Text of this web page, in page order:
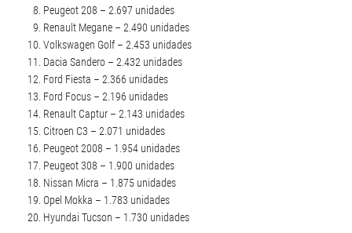
Peugeot 208 – 2.697 unidades
Renault Megane – 2.490 unidades
Volkswagen Golf – 2.453 unidades
Dacia Sandero – 2.432 unidades
Ford Fiesta – 2.366 unidades
Ford Focus – 2.196 unidades
Renault Captur – 2.143 unidades
Citroen C3 – 2.071 unidades
Peugeot 2008 – 1.954 unidades
Peugeot 308 – 1.900 unidades
Nissan Micra – 1.875 unidades
Opel Mokka – 1.783 unidades
Hyundai Tucson – 1.730 unidades